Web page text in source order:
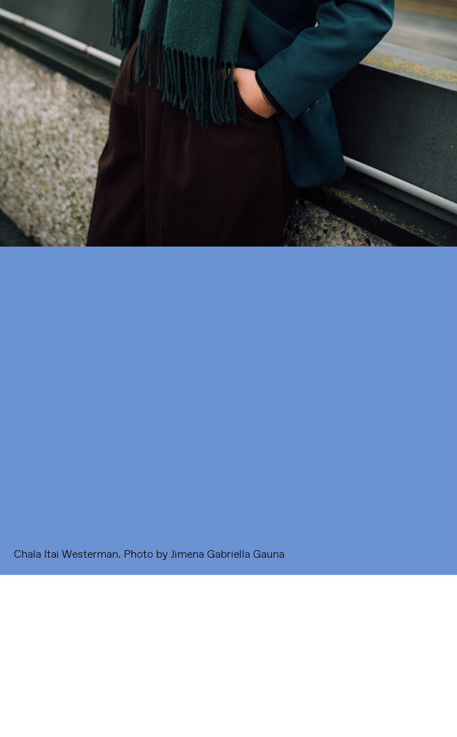
Chala Itai Westerman. Photo by Jimena Gabriella Gauna